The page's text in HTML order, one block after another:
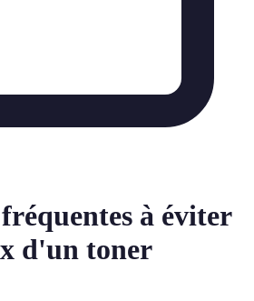
à éviter
d'un toner